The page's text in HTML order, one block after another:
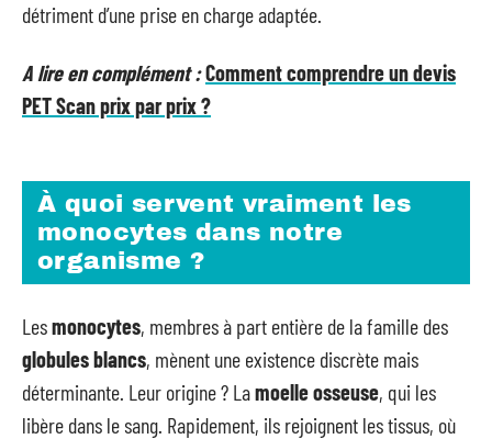
détriment d’une prise en charge adaptée.
A lire en complément :Comment comprendre un devis
PET Scan prix par prix ?
À quoi servent vraiment les
monocytes dans notre
organisme ?
Lesmonocytes, membres à part entière de la famille des
globules blancs, mènent une existence discrète mais
déterminante. Leur origine ? Lamoelle osseuse, qui les
libère dans le sang. Rapidement, ils rejoignent les tissus, où